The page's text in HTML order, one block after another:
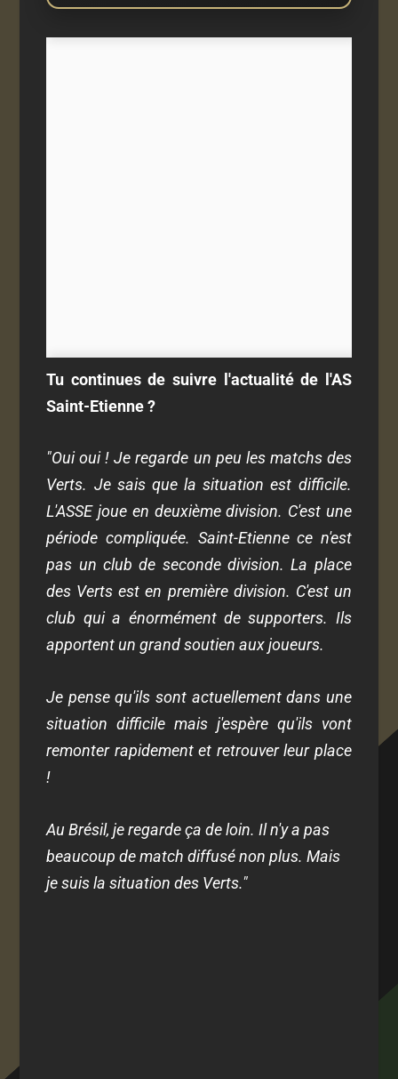
Tu continues de suivre l'actualité de l'AS
Saint-Etienne ?
"Oui oui ! Je regarde un peu les matchs des
Verts. Je sais que la situation est difficile.
L'ASSE joue en deuxième division. C'est une
période compliquée. Saint-Etienne ce n'est
pas un club de seconde division. La place
des Verts est en première division. C'est un
club qui a énormément de supporters. Ils
apportent un grand soutien aux joueurs.
Je pense qu'ils sont actuellement dans une
situation difficile mais j'espère qu'ils vont
remonter rapidement et retrouver leur place
!
Au Brésil, je regarde ça de loin. Il n'y a pas
beaucoup de match diffusé non plus. Mais
je suis la situation des Verts."